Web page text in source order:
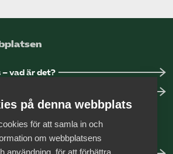
vad är det?
på denna webbplats
för att samla in och
om webbplatsens
användning, för att förbättra